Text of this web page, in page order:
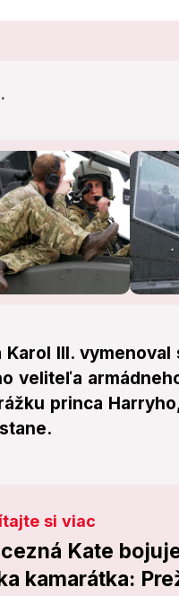
Karol III.
veliteľa
princa
si viac
Kate
kamarátka: